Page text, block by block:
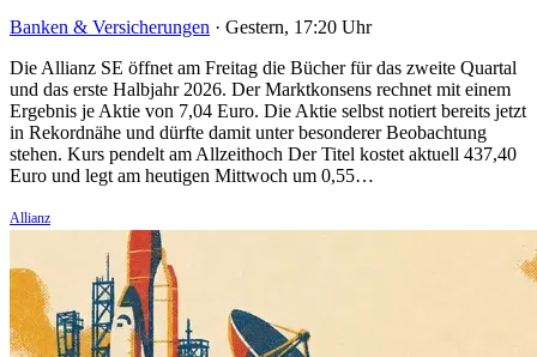
Banken & Versicherungen · Gestern, 17:20 Uhr
Die Allianz SE öffnet am Freitag die Bücher für das zweite Quartal
und das erste Halbjahr 2026. Der Marktkonsens rechnet mit einem
Ergebnis je Aktie von 7,04 Euro. Die Aktie selbst notiert bereits jetzt
in Rekordnähe und dürfte damit unter besonderer Beobachtung
stehen. Kurs pendelt am Allzeithoch Der Titel kostet aktuell 437,40
Euro und legt am heutigen Mittwoch um 0,55…
Allianz